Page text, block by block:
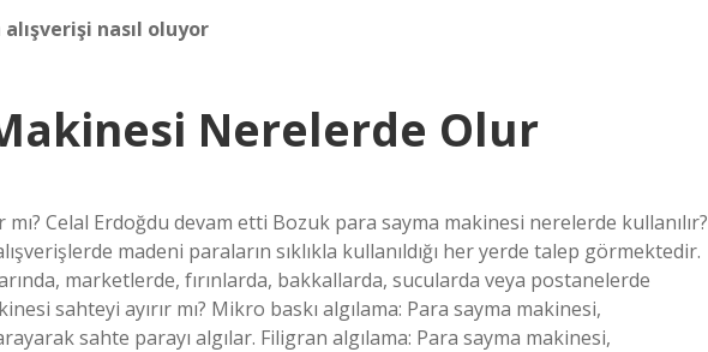
nasıl oluyor
Nerelerde Olur
Celal Erdoğdu devam etti Bozuk para sayma makinesi nerelerde kullanılır?
madeni paraların sıklıkla kullanıldığı her yerde talep görmektedir.
marketlerde, fırınlarda, bakkallarda, sucularda veya postanelerde
sahteyi ayırır mı? Mikro baskı algılama: Para sayma makinesi,
sahte parayı algılar. Filigran algılama: Para sayma makinesi,